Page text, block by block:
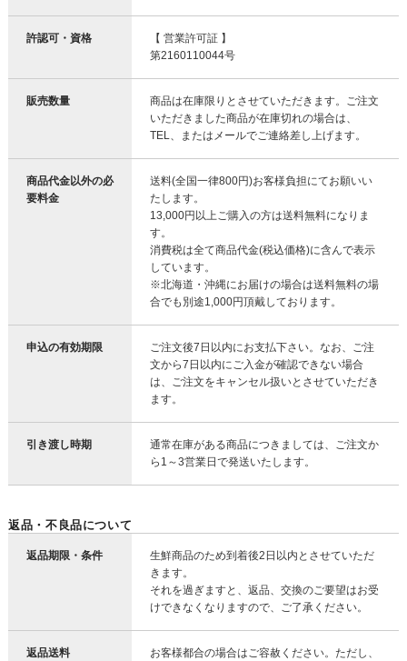
許認可・資格
【 営業許可証 】
第2160110044号
販売数量
商品は在庫限りとさせていただきます。ご注文
いただきました商品が在庫切れの場合は、
TEL、またはメールでご連絡差し上げます。
商品代金以外の必
要料金
送料(全国一律800円)お客様負担にてお願いい
たします。
13,000円以上ご購入の方は送料無料になりま
す。
消費税は全て商品代金(税込価格)に含んで表示
しています。
※北海道・沖縄にお届けの場合は送料無料の場
合でも別途1,000円頂戴しております。
申込の有効期限
ご注文後7日以内にお支払下さい。なお、ご注
文から7日以内にご入金が確認できない場合
は、ご注文をキャンセル扱いとさせていただき
ます。
引き渡し時期
通常在庫がある商品につきましては、ご注文か
ら1～3営業日で発送いたします。
返品・不良品について
返品期限・条件
生鮮商品のため到着後2日以内とさせていただ
きます。
それを過ぎますと、返品、交換のご要望はお受
けできなくなりますので、ご了承ください。
返品送料
お客様都合の場合はご容赦ください。ただし、